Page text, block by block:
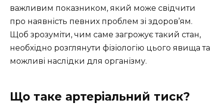
важливим показником, який може свідчити
про наявність певних проблем зі здоров’ям.
Щоб зрозуміти, чим саме загрожує такий стан,
необхідно розглянути фізіологію цього явища та
можливі наслідки для організму.
Що таке артеріальний тиск?